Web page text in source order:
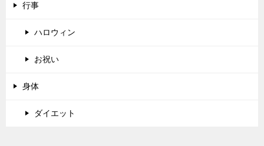
行事
ハロウィン
お祝い
身体
ダイエット